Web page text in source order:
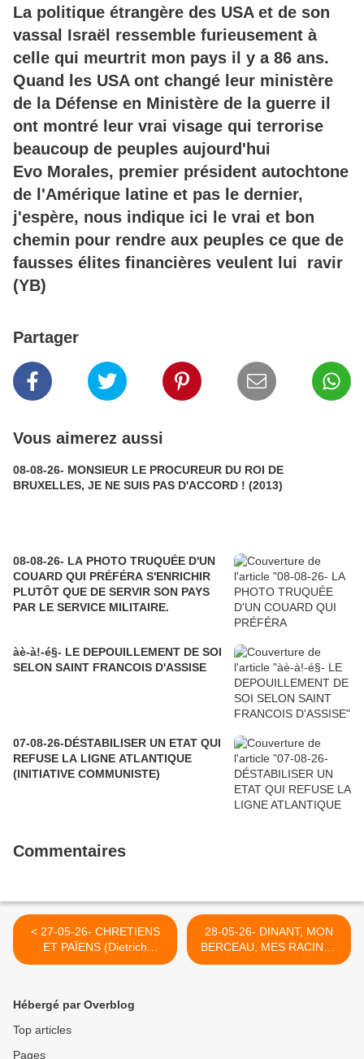
La politique étrangère des USA et de son
vassal Israël ressemble furieusement à
celle qui meurtrit mon pays il y a 86 ans.
Quand les USA ont changé leur ministère
de la Défense en Ministère de la guerre il
ont montré leur vrai visage qui terrorise
beaucoup de peuples aujourd'hui
Evo Morales, premier président autochtone
de l'Amérique latine et pas le dernier,
j'espère, nous indique ici le vrai et bon
chemin pour rendre aux peuples ce que de
fausses élites financières veulent lui ravir
(YB)
Partager
Vous aimerez aussi
08-08-26- MONSIEUR LE PROCUREUR DU ROI DE
BRUXELLES, JE NE SUIS PAS D'ACCORD ! (2013)
08-08-26- LA PHOTO TRUQUÉE D'UN
COUARD QUI PRÉFÉRA S'ENRICHIR
PLUTÔT QUE DE SERVIR SON PAYS
PAR LE SERVICE MILITAIRE.
àè-à!-é§- LE DEPOUILLEMENT DE SOI
SELON SAINT FRANCOIS D'ASSISE
07-08-26-DÉSTABILISER UN ETAT QUI
REFUSE LA LIGNE ATLANTIQUE
(INITIATIVE COMMUNISTE)
Commentaires
< 27-05-26- CHRETIENS
ET PAÏENS (Dietrich
BONHÖFFER)
28-05-26- DINANT, MON
BERCEAU, MES RACINES
QUE JE T'AIME ... (YVAN
Hébergé par Overblog
Top articles
Pages